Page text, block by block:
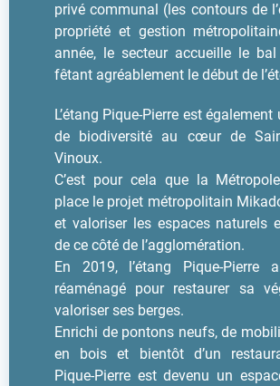
privé communal (les contours de
propriété et gestion
année, le secteur accueille le bal
fêtant agréablement le début de
L’étang Pique-Pierre est également
de biodiversité au cœur de
Vinoux.
C’est pour cela que la
place le projet métropolitain
et valoriser les espaces naturels
de ce côté de l’agglomération.
En 2019, l’étang Pique-Pierre
réaménagé pour restaurer sa
valoriser ses berges.
Enrichi de pontons neufs, de
en bois et bientôt d’un
Pique-Pierre est devenu un